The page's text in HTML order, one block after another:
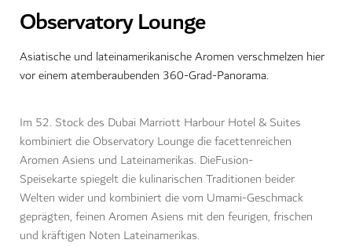
Observatory Lounge
Asiatische und lateinamerikanische Aromen verschmelzen hier
vor einem atemberaubenden 360-Grad-Panorama.
Im 52. Stock des Dubai Marriott Harbour Hotel & Suites
kombiniert die Observatory Lounge die facettenreichen
Aromen Asiens und Lateinamerikas. DieFusion-
Speisekarte spiegelt die kulinarischen Traditionen beider
Welten wider und kombiniert die vom Umami-Geschmack
geprägten, feinen Aromen Asiens mit den feurigen, frischen
und kräftigen Noten Lateinamerikas.